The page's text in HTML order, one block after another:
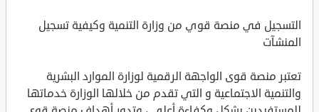
التسجيل في منصة قوي من وزارة التنمية وكيفية تسجيل
المنشآت
تعتبر منصة قوى الواجهة الرقمية لوزارة الموارد البشرية
والتنمية الاجتماعية و التي تقدم من خلالها الوزارة خدماتها